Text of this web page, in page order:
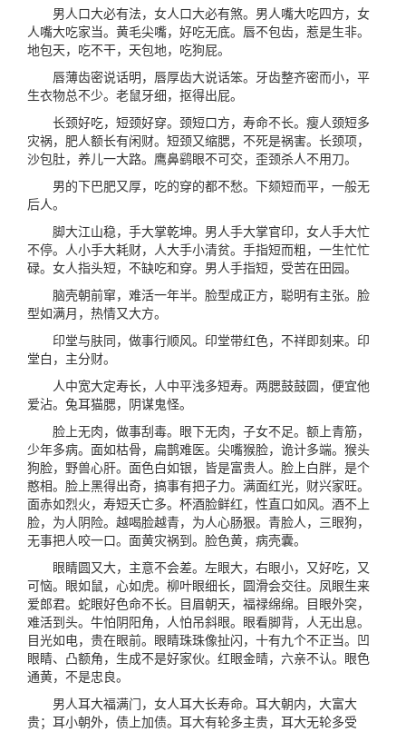
男人口大必有法，女人口大必有煞。男人嘴大吃四方，女
人嘴大吃家当。黄毛尖嘴，好吃无底。唇不包齿，惹是生非。
地包天，吃不干，天包地，吃狗屁。
唇薄齿密说话明，唇厚齿大说话笨。牙齿整齐密而小，平
生衣物总不少。老鼠牙细，抠得出屁。
长颈好吃，短颈好穿。颈短口方，寿命不长。瘦人颈短多
灾祸，肥人额长有闲财。短颈又缩腮，不死是祸害。长颈项，
沙包肚，养儿一大路。鹰鼻鹞眼不可交，歪颈杀人不用刀。
男的下巴肥又厚，吃的穿的都不愁。下颏短而平，一般无
后人。
脚大江山稳，手大掌乾坤。男人手大掌官印，女人手大忙
不停。人小手大耗财，人大手小清贫。手指短而粗，一生忙忙
碌。女人指头短，不缺吃和穿。男人手指短，受苦在田园。
脑壳朝前窜，难活一年半。脸型成正方，聪明有主张。脸
型如满月，热情又大方。
印堂与肤同，做事行顺风。印堂带红色，不祥即刻来。印
堂白，主分财。
人中宽大定寿长，人中平浅多短寿。两腮鼓鼓圆，便宜他
爱沾。兔耳猫腮，阴谋鬼怪。
脸上无肉，做事刮毒。眼下无肉，子女不足。额上青筋，
少年多病。面如枯骨，扁鹊难医。尖嘴猴脸，诡计多端。猴头
狗脸，野兽心肝。面色白如银，皆是富贵人。脸上白胖，是个
憨相。脸上黑得出奇，搞事有把子力。满面红光，财兴家旺。
面赤如烈火，寿短夭亡多。杯酒脸鲜红，性直口如风。酒不上
脸，为人阴险。越喝脸越青，为人心肠狠。青脸人，三眼狗，
无事把人咬一口。面黄灾祸到。脸色黄，病壳囊。
眼睛圆又大，主意不会差。左眼大，右眼小，又好吃，又
可恼。眼如鼠，心如虎。柳叶眼细长，圆滑会交往。凤眼生来
爱郎君。蛇眼好色命不长。目眉朝天，福禄绵绵。目眼外突，
难活到头。牛怕阴阳角，人怕吊斜眼。眼看脚背，人无出息。
目光如电，贵在眼前。眼睛珠珠像扯闪，十有九个不正当。凹
眼睛、凸额角，生成不是好家伙。红眼金晴，六亲不认。眼色
通黄，不是忠良。
男人耳大福满门，女人耳大长寿命。耳大朝内，大富大
贵；耳小朝外，债上加债。耳大有轮多主贵，耳大无轮多受